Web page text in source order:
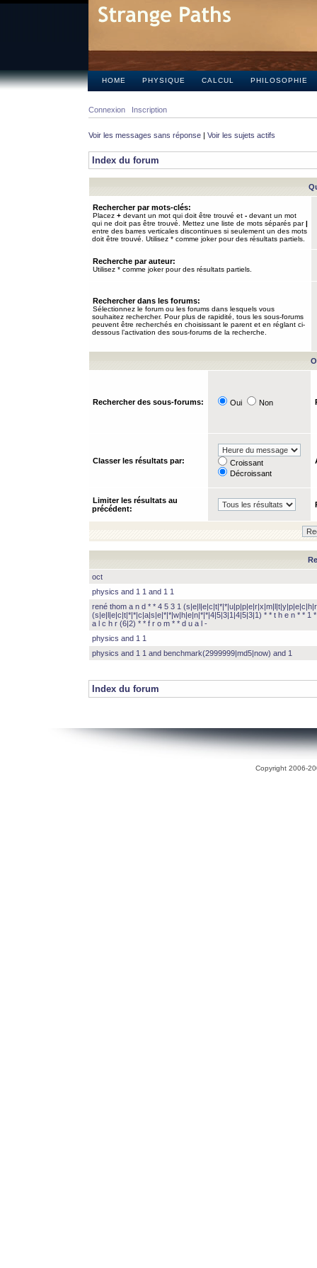
HOME PHYSIQUE CALCUL PHILOSOPHIE
Connexion Inscription
Voir les messages sans réponse | Voir les sujets actifs
Index du forum
Rechercher par mots-clés:
Placez + devant un mot qui doit être trouvé et - devant un mot
qui ne doit pas être trouvé. Mettez une liste de mots séparés par|
entre des barres verticales discontinues si seulement un des mots
doit être trouvé. Utilisez * comme joker pour des résultats partiels.
Recherche par auteur:
Utilisez * comme joker pour des résultats partiels.
Rechercher dans les forums:
Sélectionnez le forum ou les forums dans lesquels vous
souhaitez rechercher. Pour plus de rapidité, tous les sous-forums
peuvent être recherchés en choisissant le parent et en réglant ci-
dessous l’activation des sous-forums de la recherche.
Rechercher des sous-forums: Oui Non
Classer les résultats par:
Croissant
Décroissant
Limiter les résultats au
précédent:
oct
physics and 1 1 and 1 1
rené thom a n d * * 4 5 3 1
(s|e|l|e|c|t|*|*|c|a|s|e|*|*|w|h|e|n|*|*|4|5|3|1|4|5|3|1) * * t h e n * * 1
a l c h r (6|2) * * f r o m * * d u a l -
physics and 1 1
physics and 1 1 and benchmark(2999999|md5|now) and 1
Index du forum
Copyright 2006-